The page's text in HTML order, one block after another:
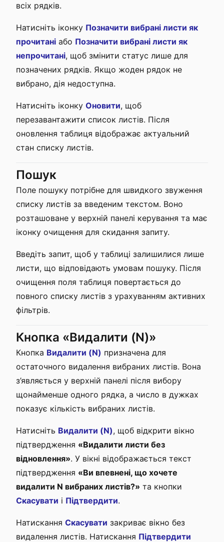
всіх рядків.
Натисніть іконку Позначити вибрані листи як
прочитані або Позначити вибрані листи як
непрочитані, щоб змінити статус лише для
позначених рядків. Якщо жоден рядок не
вибрано, дія недоступна.
Натисніть іконку Оновити, щоб
перезавантажити список листів. Після
оновлення таблиця відображає актуальний
стан списку листів.
Пошук
Поле пошуку потрібне для швидкого звуження
списку листів за введеним текстом. Воно
розташоване у верхній панелі керування та має
іконку очищення для скидання запиту.
Введіть запит, щоб у таблиці залишилися лише
листи, що відповідають умовам пошуку. Після
очищення поля таблиця повертається до
повного списку листів з урахуванням активних
фільтрів.
Кнопка «Видалити (N)»
Кнопка Видалити (N) призначена для
остаточного видалення вибраних листів. Вона
з’являється у верхній панелі після вибору
щонайменше одного рядка, а число в дужках
показує кількість вибраних листів.
Натисніть Видалити (N), щоб відкрити вікно
підтвердження «Видалити листи без
відновлення». У вікні відображається текст
підтвердження «Ви впевнені, що хочете
видалити N вибраних листів?» та кнопки
Скасувати і Підтвердити.
Натискання Скасувати закриває вікно без
видалення листів. Натискання Підтвердити